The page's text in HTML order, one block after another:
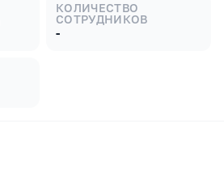
КОЛИЧЕСТВО
СОТРУДНИКОВ
-